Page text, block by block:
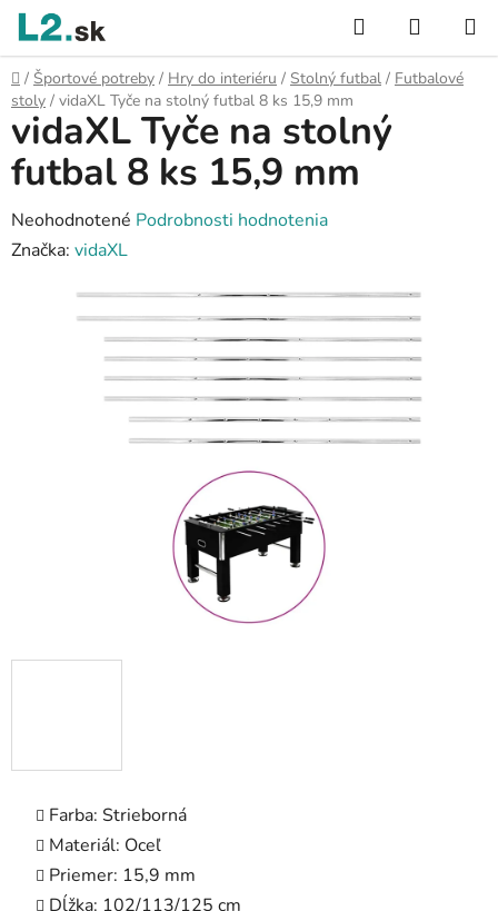
Prejsť
obsah
Hľadať
KOŠÍK
Domov
/ Športové potreby / Hry do interiéru / Stolný futbal / Futbalové
stoly / vidaXL Tyče na stolný futbal 8 ks 15,9 mm
Farba: Strieborná
Materiál: Oceľ
Priemer: 15,9 mm
Dĺžka: 102/113/125 cm
vidaXL Tyče na stolný
futbal 8 ks 15,9 mm
Priemerné
hodnotenie
Neohodnotené Podrobnosti hodnotenia
Značka: vidaXL